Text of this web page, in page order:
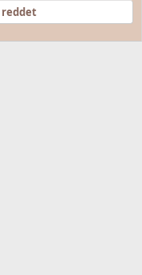
XenForo Ltd.
reddet